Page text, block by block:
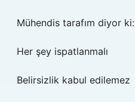
Mühendis tarafım diyor ki:
Her şey ispatlanmalı
Belirsizlik kabul edilemez